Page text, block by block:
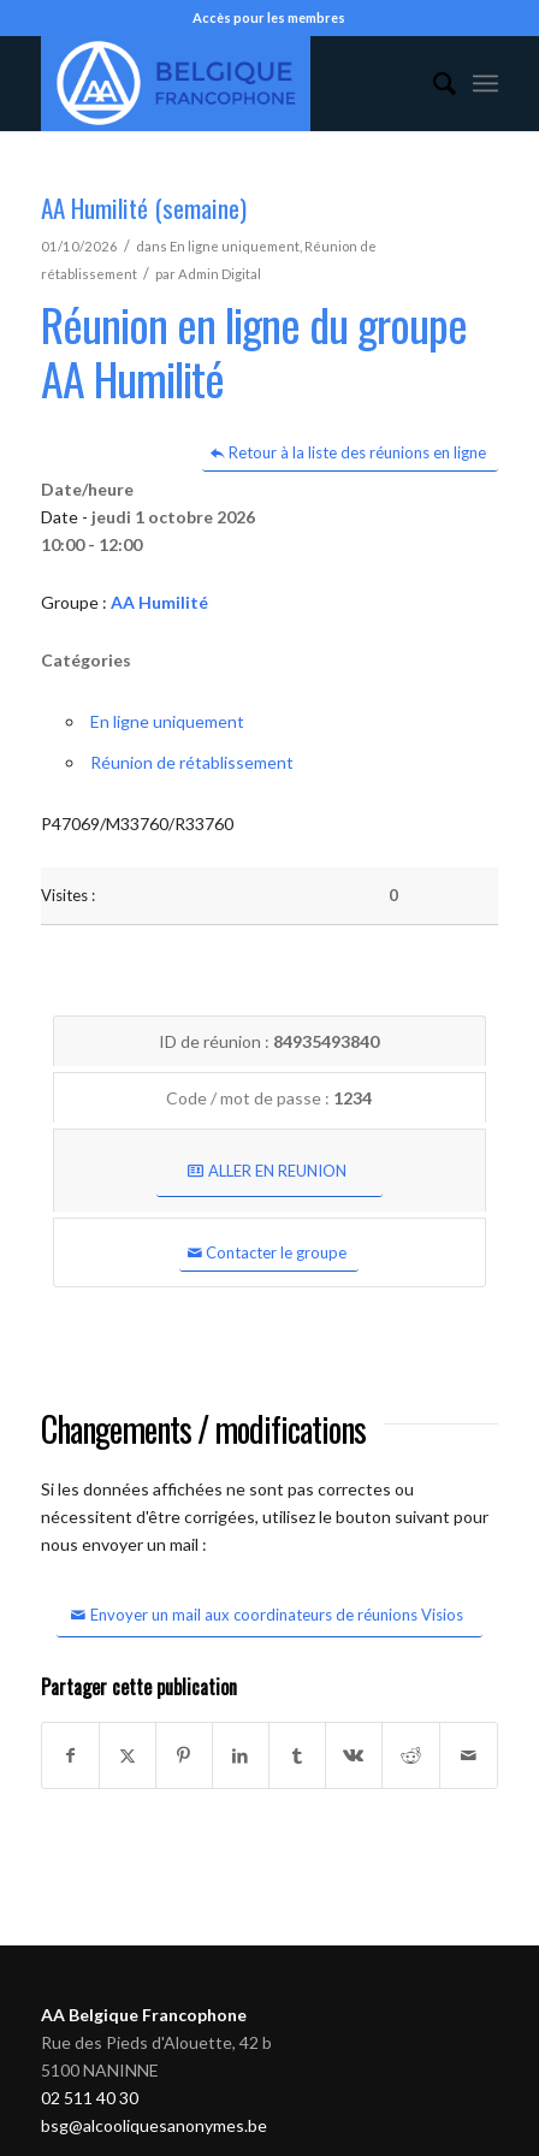
Accès pour les membres
AA Humilité (semaine)
01/10/2026 / dans En ligne uniquement, Réunion de
rétablissement / parAdmin Digital
Réunion en ligne du groupe
AA Humilité
Retour à la liste des réunions en ligne
Date/heure
Date - jeudi 1 octobre 2026
10:00 - 12:00
Groupe : AA Humilité
Catégories
En ligne uniquement
Réunion de rétablissement
P47069/M33760/R33760
Visites : 0
ID de réunion : 84935493840
Code / mot de passe : 1234
ALLER EN REUNION
Contacter le groupe
Changements / modifications
Si les données affichées ne sont pas correctes ou
nécessitent d'être corrigées, utilisez le bouton suivant pour
nous envoyer un mail :
Envoyer un mail aux coordinateurs de réunions Visios
Partager cette publication
AA Belgique Francophone
Rue des Pieds d'Alouette, 42 b
5100 NANINNE
02 511 40 30
bsg@alcooliquesanonymes.be